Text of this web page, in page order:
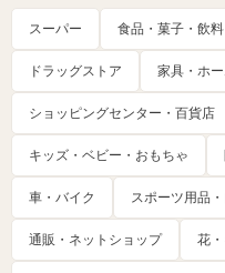
スーパー 食品・菓子・飲
ドラッグストア 家具・ホ
ショッピングセンター・百貨店
キッズ・ベビー・おもちゃ
車・バイク スポーツ用品
通販・ネットショップ 花